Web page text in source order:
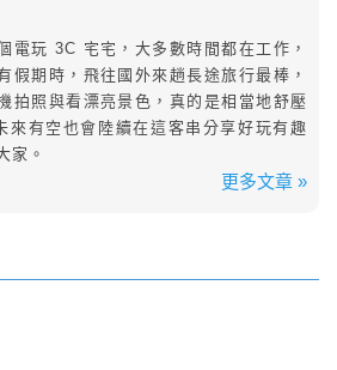
電玩 3C 宅宅，大多數時間都在工作，
假期時，飛往國外來趟長途旅行最棒，
拍照與看漂亮景色，真的是相當地舒壓
來有空也會陸續在這客串分享好玩有趣
家。
更多文章 »